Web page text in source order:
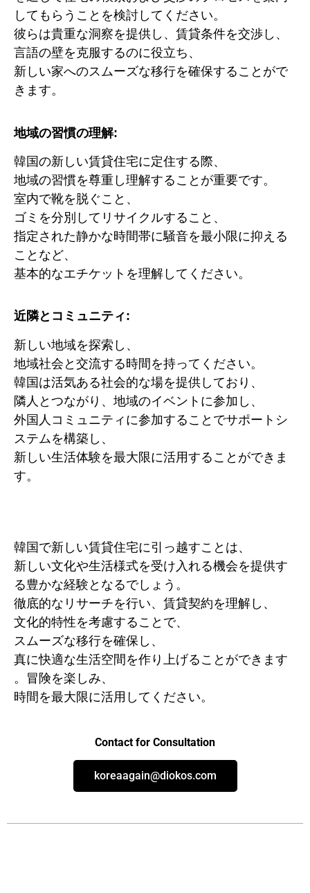
してもらうことを検討してください。
彼らは貴重な洞察を提供し、賃貸条件を交渉し、
言語の壁を克服するのに役立ち、
新しい家へのスムーズな移行を確保することがで
きます。
地域の習慣の理解:
韓国の新しい賃貸住宅に定住する際、
地域の習慣を尊重し理解することが重要です。
室内で靴を脱ぐこと、
ゴミを分別してリサイクルすること、
指定された静かな時間帯に騒音を最小限に抑える
ことなど、
基本的なエチケットを理解してください。
近隣とコミュニティ:
新しい地域を探索し、
地域社会と交流する時間を持ってください。
韓国は活気ある社会的な場を提供しており、
隣人とつながり、地域のイベントに参加し、
外国人コミュニティに参加することでサポートシ
ステムを構築し、
新しい生活体験を最大限に活用することができま
す。
韓国で新しい賃貸住宅に引っ越すことは、
新しい文化や生活様式を受け入れる機会を提供す
る豊かな経験となるでしょう。
徹底的なリサーチを行い、賃貸契約を理解し、
文化的特性を考慮することで、
スムーズな移行を確保し、
真に快適な生活空間を作り上げることができます
。冒険を楽しみ、
時間を最大限に活用してください。
Contact for Consultation
koreaagain@diokos.com